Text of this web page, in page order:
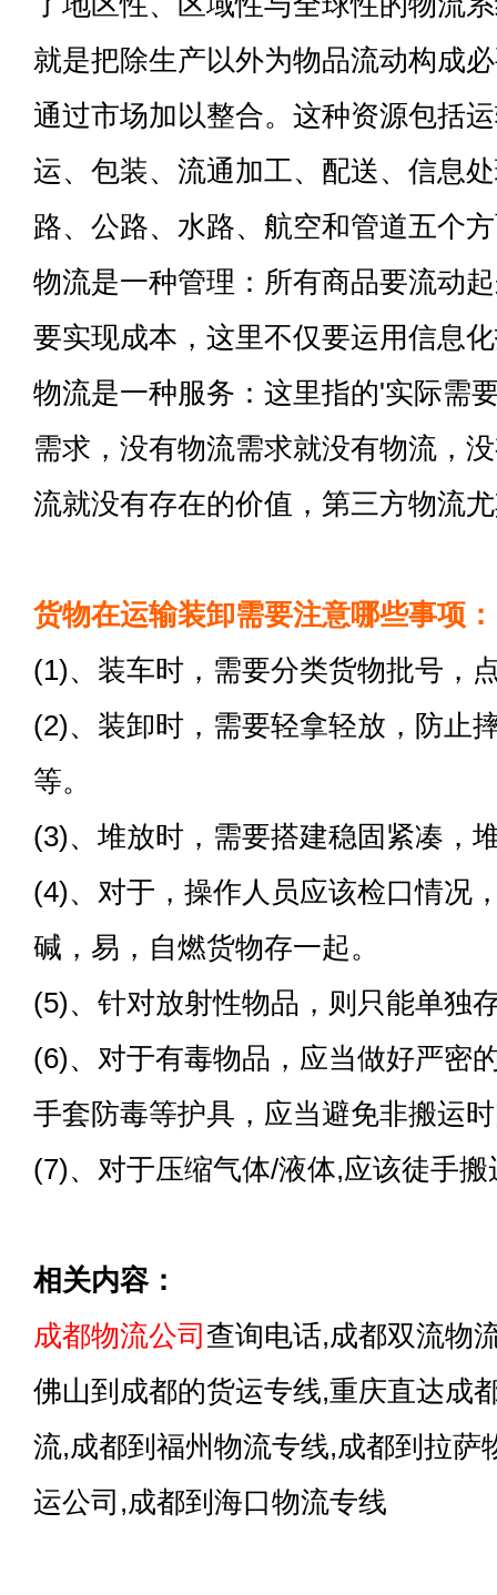
就是把除生产以外为物品流动构成
通过市场加以整合。这种资源包括
运、包装、流通加工、配送、信息
路、公路、水路、航空和管道五个
物流是一种管理：所有商品要流动
要实现成本，这里不仅要运用信息
物流是一种服务：这里指的'实际需
需求，没有物流需求就没有物流，
流就没有存在的价值，第三方物流
货物在运输装卸需要注意哪些事项：
(1)、装车时，需要分类货物批号，
(2)、装卸时，需要轻拿轻放，防止
等。
(3)、堆放时，需要搭建稳固紧凑，
(4)、对于，操作人员应该检口情况
碱，易，自燃货物存一起。
(5)、针对放射性物品，则只能单独
(6)、对于有毒物品，应当做好严密
手套防毒等护具，应当避免非搬运
(7)、对于压缩气体/液体,应该徒手
相关内容：
成都物流公司 查询电话,成都双流物
佛山到成都的货运专线,重庆直达成
流,成都到福州物流专线,成都到拉萨
运公司,成都到海口物流专线